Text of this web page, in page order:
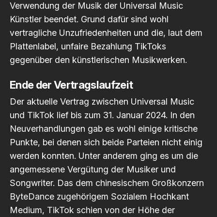
Verwendung der Musik der Universal Music
Künstler beendet. Grund dafür sind wohl
vertragliche Unzufriedenheiten und die, laut dem
Plattenlabel, unfaire Bezahlung TikToks
gegenüber den künstlerischen Musikwerken.
Ende der Vertragslaufzeit
Der aktuelle Vertrag zwischen Universal Music
und TikTok lief bis zum 31. Januar 2024. In den
Neuverhandlungen gab es wohl einige kritische
Punkte, bei denen sich beide Parteien nicht einig
werden konnten. Unter anderem ging es um die
angemessene Vergütung der Musiker und
Songwriter. Das dem chinesischem Großkonzern
ByteDance zugehörigem Sozialem Hochkant
Medium, TikTok schien von der Höhe der